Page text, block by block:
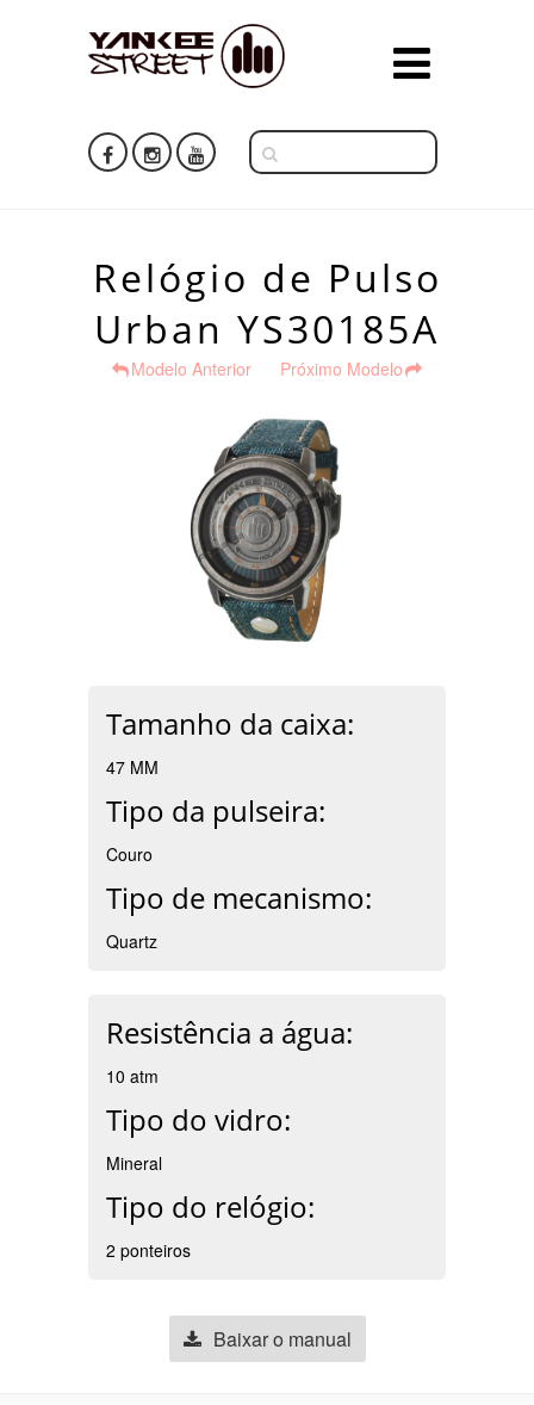
Relógio de Pulso
Urban YS30185A
Modelo Anterior Próximo Modelo
Tamanho da caixa:
47 MM
Tipo da pulseira:
Couro
Tipo de mecanismo:
Quartz
Resistência a água:
10 atm
Tipo do vidro:
Mineral
Tipo do relógio:
2 ponteiros
Baixar o manual